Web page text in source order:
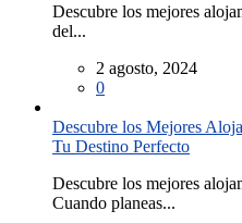
Descubre los mejores
del...
2 agosto, 2024
0
Descubre los Mejores
Tu Destino Perfecto
Descubre los mejores
Cuando planeas...